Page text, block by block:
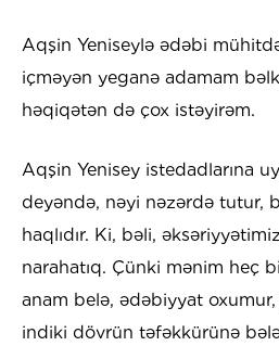
Aqşin Yeniseylə ədəbi
içməyən yeganə adamam
həqiqətən də çox istəyirəm.
Aqşin Yenisey istedadlarına
deyəndə, nəyi nəzərdə tutur,
haqlıdır. Ki, bəli,
narahatıq. Çünki mənim heç
anam belə, ədəbiyyat oxumur,
indiki dövrün təfəkkürünə